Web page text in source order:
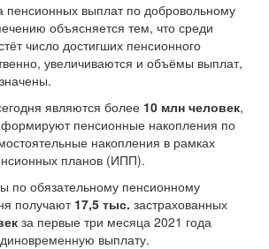
пенсионных выплат по добровольному
объясняется тем, что среди
число достигших пенсионного
увеличиваются и объёмы выплат,
являются более 10 млн человек,
формируют пенсионные накопления по
накопления в рамках
планов (ИПП).
по обязательному пенсионному
получают 17,5 тыс. застрахованных
за первые три месяца 2021 года
выплату.